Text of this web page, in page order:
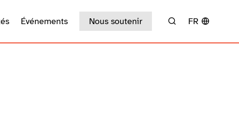
Événements Nous soutenir Rechercher
FR